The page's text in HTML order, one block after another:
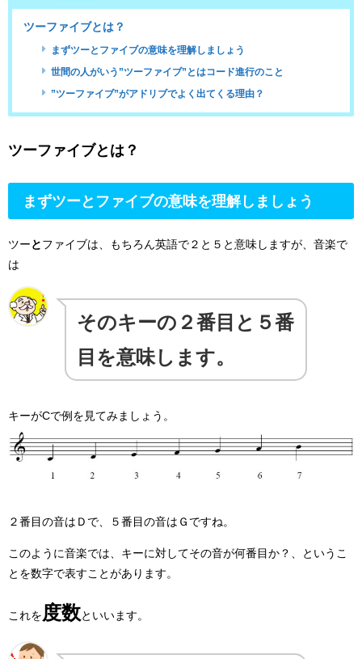
ツーファイブとは？
まずツーとファイブの意味を理解しましょう
世間の人がいう”ツーファイブ”とはコード進行のこと
”ツーファイブ”がアドリブでよく出てくる理由？
ツーファイブとは？
まずツーとファイブの意味を理解しましょう
ツー と ファイブは、もちろん英語で２と５と意味しますが、音楽で
は
そのキーの２番目と５番
目を意味します。
キーがCで例を見てみましょう。
２番目の音はＤで、５番目の音はＧですね。
このように音楽では、キーに対してその音が何番目か？、というこ
とを数字で表すことがあります。
これを 度数といいます。